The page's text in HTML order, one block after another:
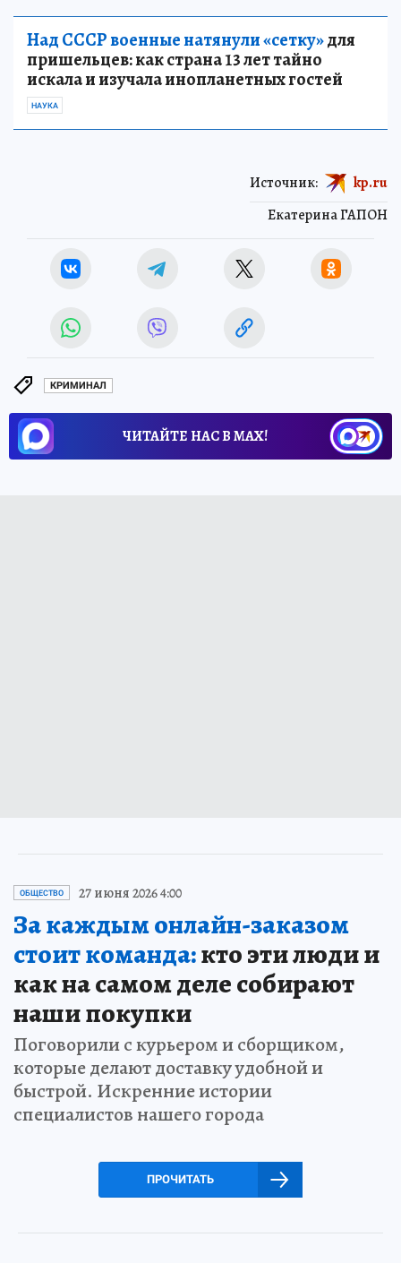
Над СССР военные натянули «сетку»для
пришельцев: как страна 13 лет тайно
искала и изучала инопланетных гостей
НАУКА
Екатерина ГАПОН
Источник: kp.ru
КРИМИНАЛ
ЧИТАЙТЕ НАС В МАХ!
ОБЩЕСТВО 27 июня 2026 4:00
За каждым онлайн-заказом
стоит команда:кто эти люди и
как на самом деле собирают
наши покупки
Поговорили с курьером и сборщиком,
которые делают доставку удобной и
быстрой. Искренние истории
специалистов нашего города
ПРОЧИТАТЬ